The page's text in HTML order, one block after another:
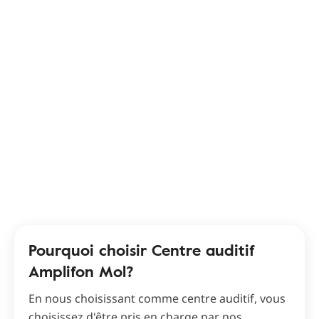
Pourquoi choisir Centre auditif
Amplifon Mol?
En nous choisissant comme centre auditif, vous